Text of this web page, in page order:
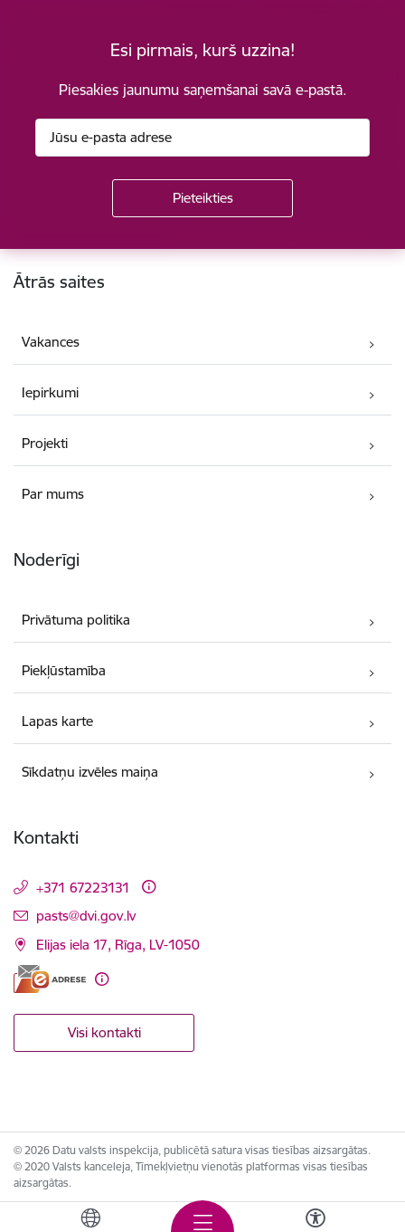
Esi pirmais, kurš uzzina!
Piesakies jaunumu saņemšanai savā e-pastā.
Kājene
Ātrās saites
Vakances
Iepirkumi
Projekti
Par mums
Noderīgi
Privātuma politika
Piekļūstamība
Lapas karte
Sīkdatņu izvēles maiņa
Kontakti
+371 67223131
E-pasts:
pasts@dvi.gov.lv
Elijas iela 17, Rīga, LV-1050
Visi kontakti
© 2026 Datu valsts inspekcija, publicētā satura visas tiesības aizsargātas.
© 2020 Valsts kanceleja, Tīmekļvietņu vienotās platformas visas tiesības
aizsargātas.